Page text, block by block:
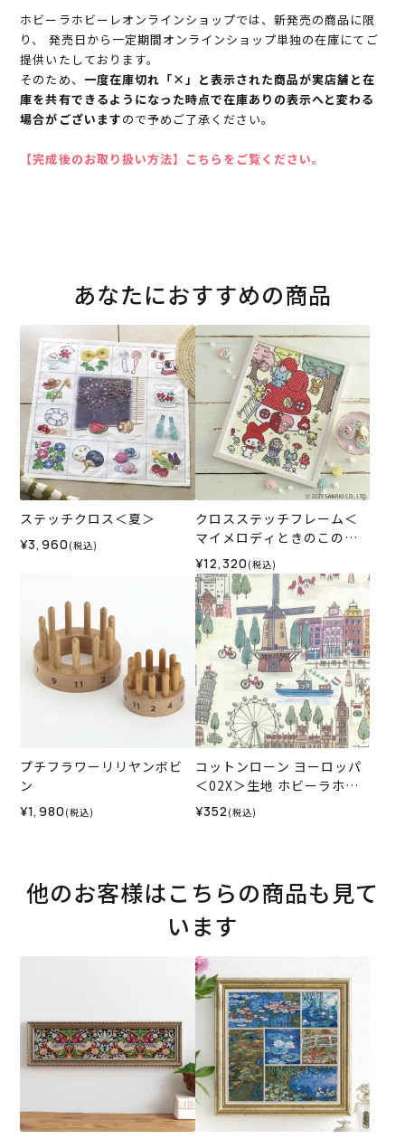
ホビーラホビーレオンラインショップでは、新発売の商品に限
り、 発売日から一定期間オンラインショップ単独の在庫にてご
提供いたしております。
そのため、 一度在庫切れ「×」と表示された商品が実店舗と在
庫を共有できるようになった時点で在庫ありの表示へと変わる
場合がございますので予めご了承ください。
【完成後のお取り扱い方法】こちらをご覧ください。
あなたにおすすめの商品
ステッチクロス＜夏＞
¥3,960 (税込)
クロスステッチフレーム＜
マイメロディときのこの森
＞
¥12,320 (税込)
プチフラワーリリヤンボビ
ン
¥1,980 (税込)
コットンローン ヨーロッパ
＜02X＞生地 ホビーラホビ
ーレデザインコレクション
¥352 (税込)
他のお客様はこちらの商品も見て
います